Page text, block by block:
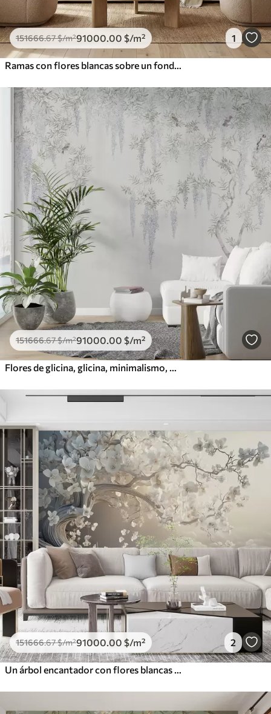
151666.67$/m²91000 .00 $/m² 1
151666.67$/m²91000 .00 $/m²
151666.67$/m²91000 .00 $/m² 2